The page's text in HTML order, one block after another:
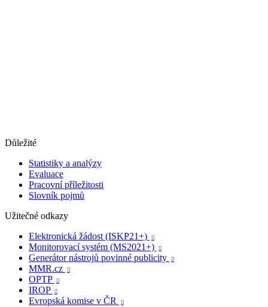
Důležité
Statistiky a analýzy
Evaluace
Pracovní příležitosti
Slovník pojmů
Užitečné odkazy
Elektronická žádost (ISKP21+)

Monitorovací systém (MS2021+) 
Generátor nástrojů povinné publicity 
MMR.cz 
OPTP 
IROP 
Evropská komise v ČR 